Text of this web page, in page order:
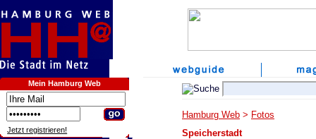
Mein Hamburg Web
Jetzt registrieren!
Hamburg Web > Fotos
Speicherstadt